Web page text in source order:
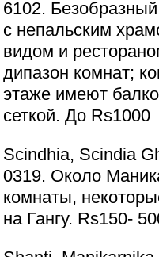
6102.
с непальским
видом и
дипазон комнат;
этаже имеют
сеткой. До Rs1000
Scindhia, Scindia
0319. Около
комнаты,
на Гангу. Rs150-